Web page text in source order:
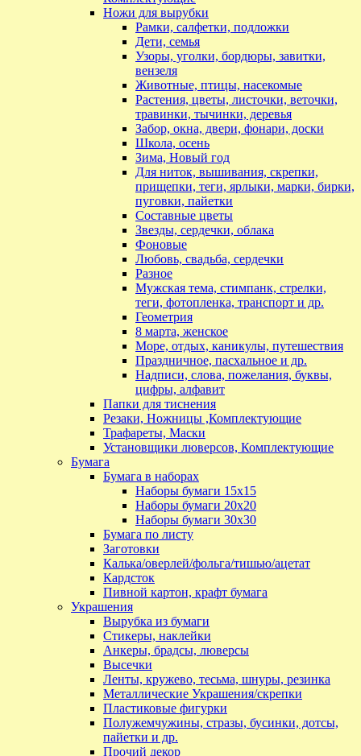
Ножи для вырубки
Рамки, салфетки, подложки
Дети, семья
Узоры, уголки, бордюры, завитки,
вензеля
Животные, птицы, насекомые
Растения, цветы, листочки, веточки,
травинки, тычинки, деревья
Забор, окна, двери, фонари, доски
Школа, осень
Зима, Новый год
Для ниток, вышивания, скрепки,
прищепки, теги, ярлыки, марки, бирки,
пуговки, пайетки
Составные цветы
Звезды, сердечки, облака
Фоновые
Любовь, свадьба, сердечки
Разное
Мужская тема, стимпанк, стрелки,
теги, фотопленка, транспорт и др.
Геометрия
8 марта, женское
Море, отдых, каникулы, путешествия
Праздничное, пасхальное и др.
Надписи, слова, пожелания, буквы,
цифры, алфавит
Папки для тиснения
Резаки, Ножницы ,Комплектующие
Трафареты, Маски
Установщики люверсов, Комплектующие
Бумага
Бумага в наборах
Наборы бумаги 15х15
Наборы бумаги 20х20
Наборы бумаги 30х30
Бумага по листу
Заготовки
Калька/оверлей/фольга/тишью/ацетат
Кардсток
Пивной картон, крафт бумага
Украшения
Вырубка из бумаги
Стикеры, наклейки
Анкеры, брадсы, люверсы
Высечки
Ленты, кружево, тесьма, шнуры, резинка
Металлические Украшения/скрепки
Пластиковые фигурки
Полужемчужины, стразы, бусинки, дотсы,
пайетки и др.
Прочий декор